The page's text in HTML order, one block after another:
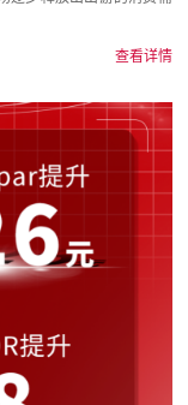
查看详情